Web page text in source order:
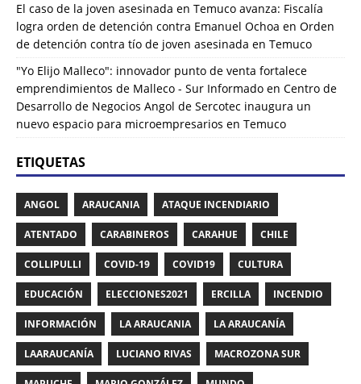
El caso de la joven asesinada en Temuco avanza: Fiscalía
logra orden de detención contra Emanuel Ochoa en Orden
de detención contra tío de joven asesinada en Temuco
"Yo Elijo Malleco": innovador punto de venta fortalece
emprendimientos de Malleco - Sur Informado en Centro de
Desarrollo de Negocios Angol de Sercotec inaugura un
nuevo espacio para microempresarios en Temuco
ETIQUETAS
ANGOL ARAUCANIA ATAQUE INCENDIARIO
ATENTADO CARABINEROS CARAHUE CHILE
COLLIPULLI COVID-19 COVID19 CULTURA
EDUCACIÓN ELECCIONES2021 ERCILLA INCENDIO
INFORMACIÓN LA ARAUCANIA LA ARAUCANÍA
LAARAUCANÍA LUCIANO RIVAS MACROZONA SUR